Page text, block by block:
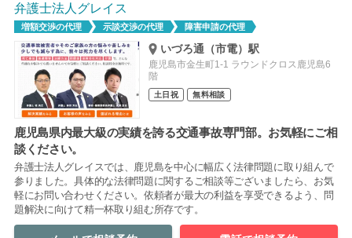
弁護士法人グレイス
増額交渉の代理 示談交渉の代理 障害申請の代理
いづろ通（市電）駅
鹿児島市金生町1-1 ラウンドクロス鹿児島6
階
土日祝 無料相談
鹿児島県内最大級の実績を誇る交通事故専門部。お気軽にご相
談ください。
弁護士法人グレイスでは、鹿児島を中心に幅広く法律問題に取り組んで
参りました。具体的な法律問題に関するご相談等ございましたら、お気
軽にお問い合わせください。依頼者が最大の利益を享受できるよう、問
題解決に向けて精一杯取り組む所存です。